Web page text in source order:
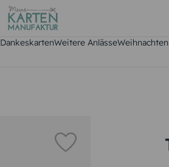
DankeskartenWeitere AnlässeWeihnachten